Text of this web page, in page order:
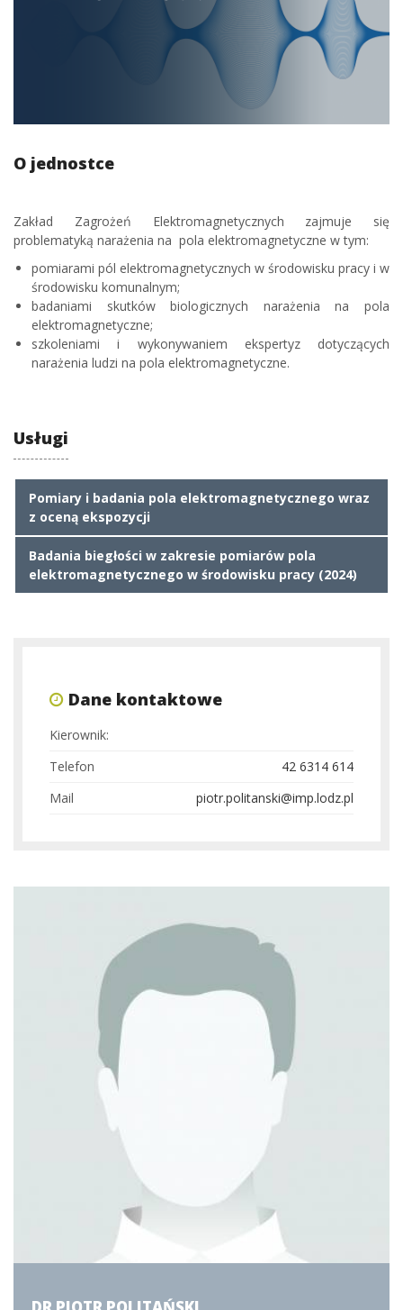
O jednostce
Zakład Zagrożeń Elektromagnetycznych zajmuje się
problematyką narażenia na pola elektromagnetyczne w tym:
pomiarami pól elektromagnetycznych w środowisku pracy i w
środowisku komunalnym;
badaniami skutków biologicznych narażenia na pola
elektromagnetyczne;
szkoleniami i wykonywaniem ekspertyz dotyczących
narażenia ludzi na pola elektromagnetyczne.
Usługi
Pomiary i badania pola elektromagnetycznego wraz
z oceną ekspozycji
Badania biegłości w zakresie pomiarów pola
elektromagnetycznego w środowisku pracy (2024)
Dane kontaktowe
Kierownik:
Telefon
42 6314 614
Mail
piotr.politanski@imp.lodz.pl